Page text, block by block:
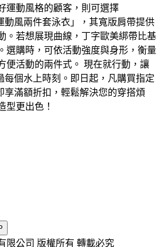
運動風格的顧客，則可選擇
動風兩件套泳衣」，其寬版肩帶提供
。若想展現曲線，丁字歐美綁帶比基
選購時，可依活動強度與身形，衡量
便活動的兩件式。 現在就行動，讓
每個水上時刻。即日起，凡購買指定
享滿額折扣，輕鬆解決您的穿搭煩
型更出色！
限公司 版權所有 轉載必究